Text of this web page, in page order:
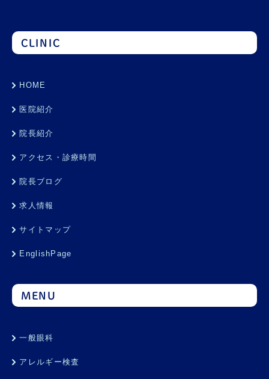
CLINIC
HOME
医院紹介
院長紹介
アクセス・診療時間
院長ブログ
求人情報
サイトマップ
EnglishPage
MENU
一般眼科
アレルギー検査